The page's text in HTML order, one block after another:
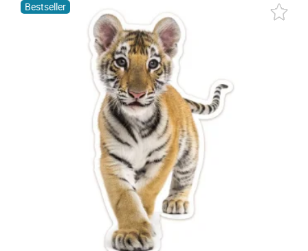
Bestseller